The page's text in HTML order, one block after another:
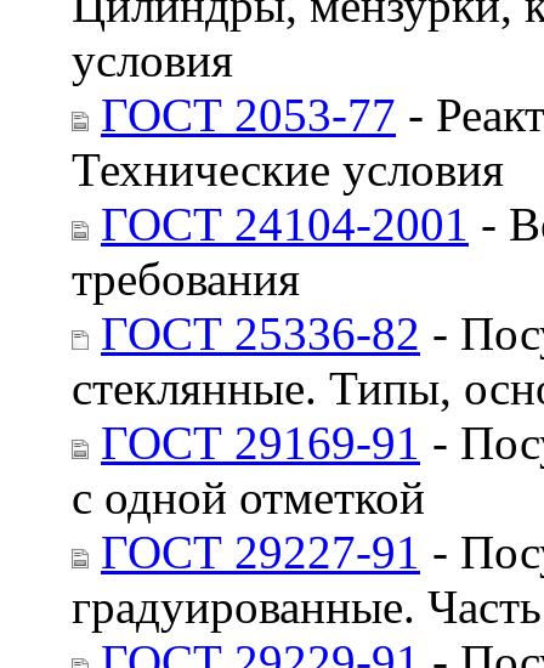
условия
ГОСТ 2053-77 -
Технические условия
ГОСТ 24104-2001 -
требования
ГОСТ 25336-82 -
стеклянные. Типы,
ГОСТ 29169-91 -
с одной отметкой
ГОСТ 29227-91 -
градуированные.